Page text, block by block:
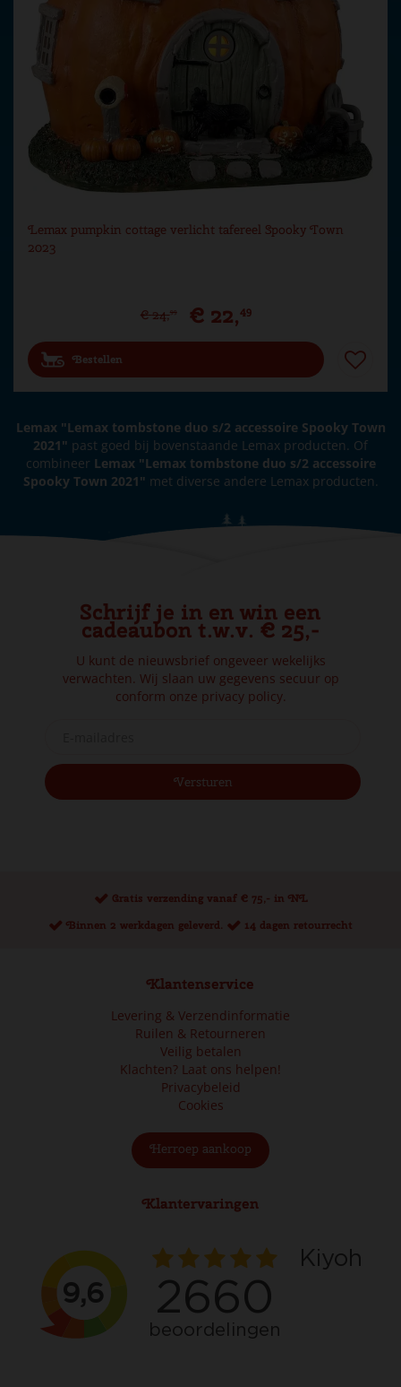
Lemax pumpkin cottage verlicht tafereel Spooky Town
2023
€ 24,99 € 22,49
Bestellen
Lemax "Lemax tombstone duo s/2 accessoire Spooky Town
2021" past goed bij bovenstaande Lemax producten. Of
combineer Lemax "Lemax tombstone duo s/2 accessoire
Spooky Town 2021" met diverse andere Lemax producten.
Schrijf je in en win een
cadeaubon t.w.v. € 25,-
U kunt de nieuwsbrief ongeveer wekelijks
verwachten. Wij slaan uw gegevens secuur op
conform onze privacy policy.
Gratis verzending vanaf € 75,- in NL
Binnen 2 werkdagen geleverd.
14 dagen retourrecht
Klantenservice
Levering & Verzendinformatie
Ruilen & Retourneren
Veilig betalen
Klachten? Laat ons helpen!
Privacybeleid
Cookies
Herroep aankoop
Klantervaringen